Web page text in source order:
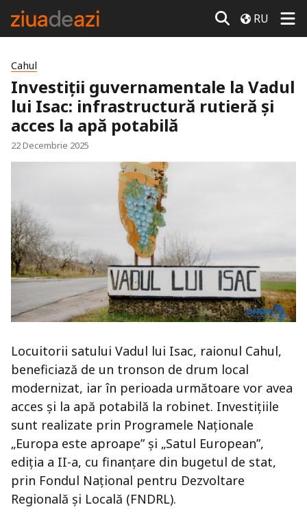
RU
Cahul
Investiții guvernamentale la Vadul
lui Isac: infrastructură rutieră și
acces la apă potabilă
22 Decembrie 2025
Locuitorii satului Vadul lui Isac, raionul Cahul,
beneficiază de un tronson de drum local
modernizat, iar în perioada următoare vor avea
acces și la apă potabilă la robinet. Investițiile
sunt realizate prin Programele Naționale
„Europa este aproape” și „Satul European”,
ediția a II-a, cu finanțare din bugetul de stat,
prin Fondul Național pentru Dezvoltare
Regională și Locală (FNDRL).